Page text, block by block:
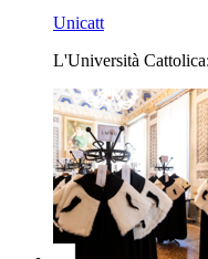
Unicatt
L'Università